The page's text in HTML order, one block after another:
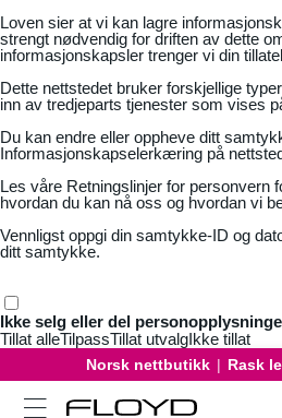
Loven sier at vi kan lagre
strengt nødvendig for driften av dette
informasjonskapsler trenger vi din
Dette nettstedet bruker forskjellige
inn av tredjeparts tjenester som vises
Du kan endre eller oppheve ditt
Informasjonskapselerkæring på
Les våre Retningslinjer for personvern
hvordan du kan nå oss og hvordan vi
Vennligst oppgi din samtykke-ID og
ditt samtykke.
Ikke selg eller del
Tillat alleTilpassTillat utvalgIkke tillat
Gratis bytte 30